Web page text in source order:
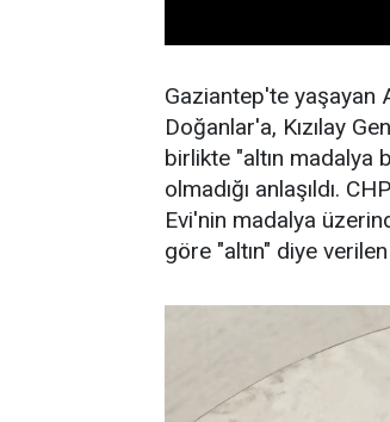
Gaziantep'te yaşayan
Doğanlar'a, Kızılay
birlikte "altın madalya
olmadığı anlaşıldı.
Evi'nin madalya
göre "altın" diye